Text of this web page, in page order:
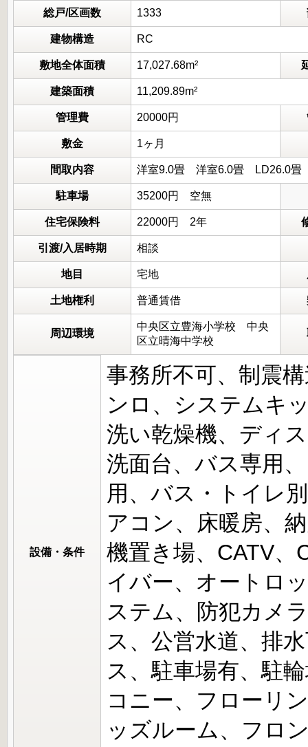
総戸/区画数 1333
建物構造 RC
敷地全体面積 17,027.68m²
建築面積 11,209.89m²
管理費 20000円
敷金 1ヶ月
間取内容 洋室9.0畳 洋室6.0畳
駐車場 35200円 空無
住宅保険料 22000円 2年
引渡/入居時期 相談
地目 宅地
土地権利 普通賃借
周辺環境
中央区立豊海小学校 中央
区立晴海中学校
設備・条件
事務所不可、制震
ンロ、システムキ
洗い乾燥機、ディ
洗面台、バス専用
用、バス・トイレ
アコン、床暖房、
機置き場、CATV
イバー、オートロ
ステム、防犯カメ
ス、公営水道、排
ス、駐車場有、駐
コニー、フローリ
ッズルーム、フロ